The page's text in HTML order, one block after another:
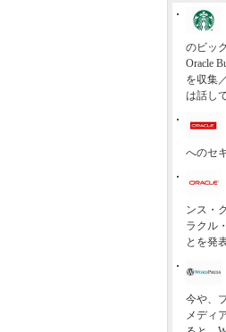
のビッ
Oracle
を収集
は話し
へのセ
ンス・
ラクル
とを発
今や、
メディ